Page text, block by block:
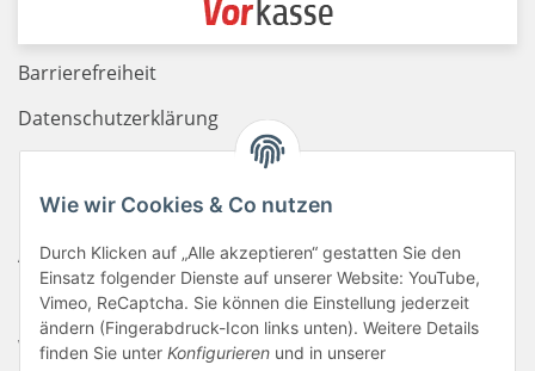
Wie wir Cookies & Co nutzen
Durch Klicken auf „Alle akzeptieren“ gestatten Sie den
Einsatz folgender Dienste auf unserer Website: YouTube,
Vimeo, ReCaptcha. Sie können die Einstellung jederzeit
ändern (Fingerabdruck-Icon links unten). Weitere Details
finden Sie unter Konfigurieren und in unserer
Barrierefreiheit
Datenschutzerklärung
Newsletter
AGB
Kontakt
Widerrufsrecht